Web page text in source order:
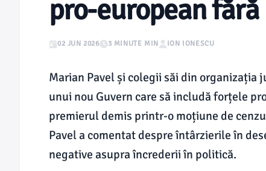
pro-european
02 JUN 2026 3 MINUTE MIN ION IONESCU
Marian Pavel și colegii săi din organizația
unui nou Guvern care să includă forțele
premierul demis printr-o moțiune de
Pavel a comentat despre întârzierile în
negative asupra încrederii în politică.